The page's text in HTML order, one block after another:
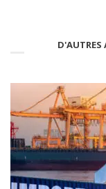
D'AUTRES